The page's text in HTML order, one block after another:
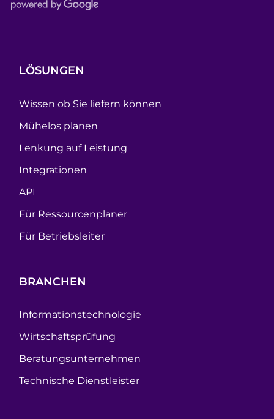
LÖSUNGEN
Wissen ob Sie liefern können
Mühelos planen
Lenkung auf Leistung
Integrationen
API
Für Ressourcenplaner
Für Betriebsleiter
BRANCHEN
Informationstechnologie
Wirtschaftsprüfung
Beratungsunternehmen
Technische Dienstleister